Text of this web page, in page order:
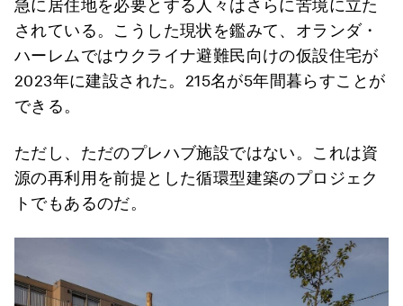
急に居住地を必要とする人々はさらに苦境に立た
されている。こうした現状を鑑みて、オランダ・
ハーレムではウクライナ避難民向けの仮設住宅が
2023年に建設された。215名が5年間暮らすことが
できる。
ただし、ただのプレハブ施設ではない。これは資
源の再利用を前提とした循環型建築のプロジェク
トでもあるのだ。